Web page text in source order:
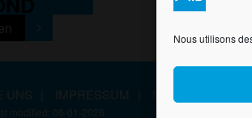
Nous utilisons
UNS IMPRESSUM
modified: 06-01-2026